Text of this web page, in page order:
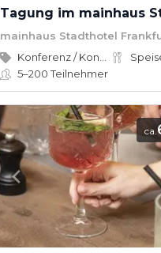
mainhaus Stadthotel
5–200Teilnehmer
ca.